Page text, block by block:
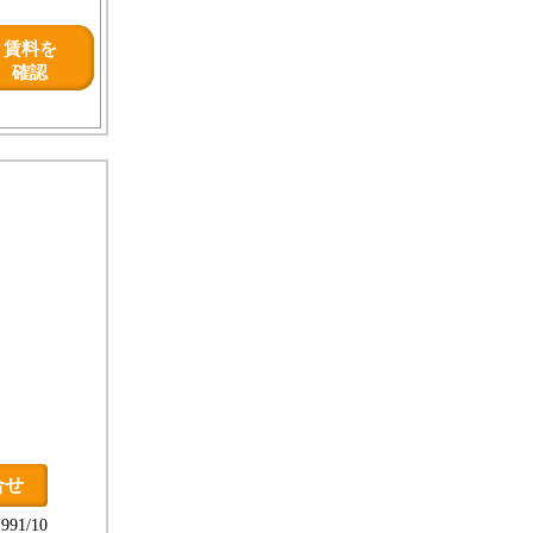
賃料を
確認
せ
10